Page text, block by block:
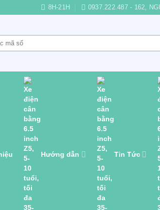
8H-21H 0937.222.487 - 162,
Hướng dẫn Tin Tức